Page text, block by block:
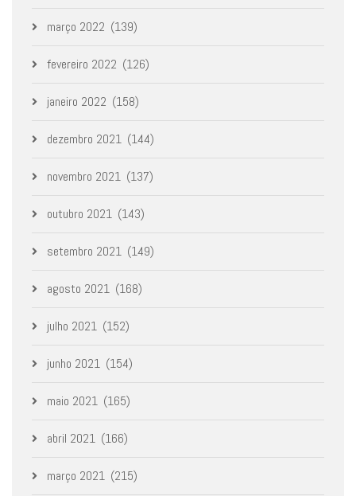
março 2022 (139)
fevereiro 2022 (126)
janeiro 2022 (158)
dezembro 2021 (144)
novembro 2021 (137)
outubro 2021 (143)
setembro 2021 (149)
agosto 2021 (168)
julho 2021 (152)
junho 2021 (154)
maio 2021 (165)
abril 2021 (166)
março 2021 (215)